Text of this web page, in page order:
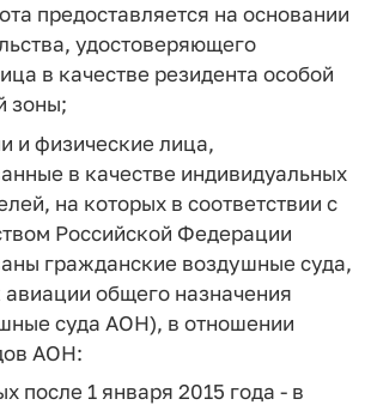
предоставляется на основании
удостоверяющего
в качестве резидента особой
зоны;
и физические лица,
в качестве индивидуальных
на которых в соответствии с
Российской Федерации
гражданские воздушные суда,
общего назначения
суда АОН), в отношении
АОН:
после 1 января 2015 года - в